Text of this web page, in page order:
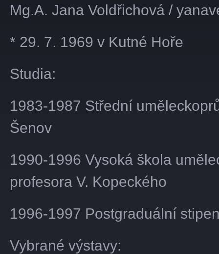
Mg.A. Jana Voldřichová /
* 29. 7. 1969 v Kutné Hoře
Studia:
1983-1987 Střední
Šenov
1990-1996 Vysoká škola
profesora V. Kopeckého
1996-1997 Postgraduální
Vybrané výstavy: